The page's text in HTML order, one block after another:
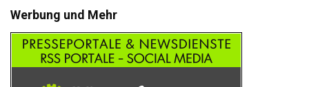
Werbung und Mehr